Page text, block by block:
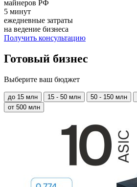
майнеров РФ
5 минут
ежедневные затраты
на ведение бизнеса
Получить консультацию
Готовый бизнес
Выберите ваш бюджет
до 15 млн 15 - 50 млн 50 - 150 млн
от 500 млн